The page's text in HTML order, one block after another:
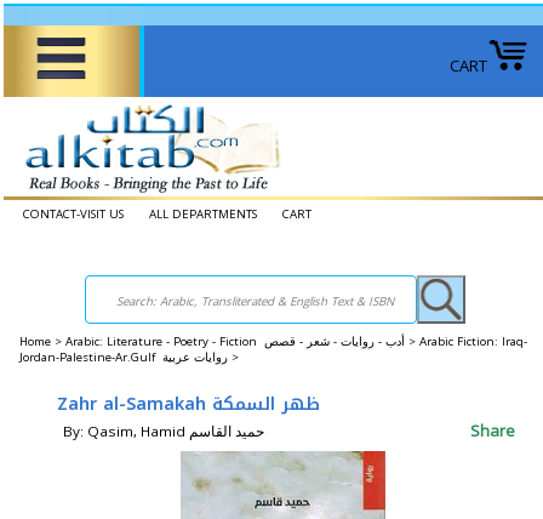
CART
CONTACT-VISIT US ALL DEPARTMENTS CART
Home > Arabic: Literature - Poetry - Fiction أدب - روايات - شعر - قصص > Arabic Fiction: Iraq-
Jordan-Palestine-Ar.Gulf روايات عربية >
Zahr al-Samakah ظهر السمكة
By: Qasim, Hamid حميد القاسم Share